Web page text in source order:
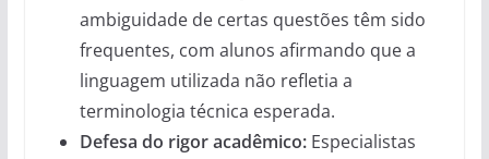
ambiguidade de certas questões têm sido
frequentes, com alunos afirmando que a
linguagem utilizada não refletia a
terminologia técnica esperada.
Defesa do rigor acadêmico:Especialistas